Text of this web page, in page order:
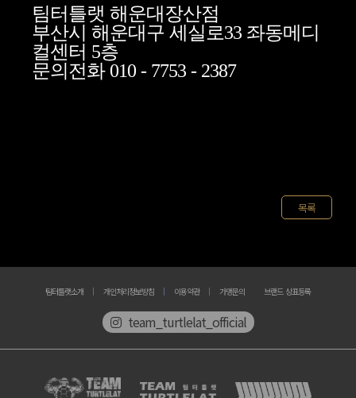
팀터틀랫 해운대장산점
부산시 해운대구 세실로33 좌동메디
컬센터 5층
문의전화 010 - 7753 - 2387
목록
팀터틀랫소개 개인처리정보방침 이용약관 가맹문의 브랜드 상표등록
team_turtlelat_official